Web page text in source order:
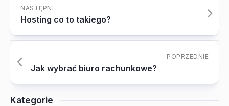
NASTĘPNE
Hosting co to takiego?
POPRZEDNIE
Jak wybrać biuro rachunkowe?
Kategorie